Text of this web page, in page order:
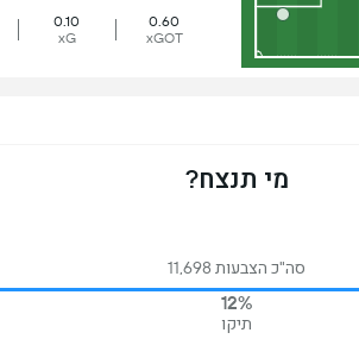
0.10
xG
0.60
xGOT
מי תנצח?
סה"כ הצבעות 11,698
12%
תיקו